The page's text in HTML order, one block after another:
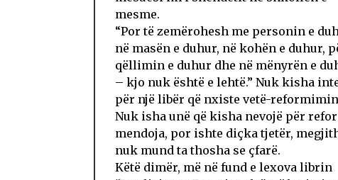
mesme.
“Por të zemërohesh me personin e
në masën e duhur, në kohën e duhur,
qëllimin e duhur dhe në mënyrën e
– kjo nuk është e lehtë.” Nuk kisha
për një libër që nxiste vetë-
Nuk isha unë që kisha nevojë për
mendoja, por ishte diçka tjetër,
nuk mund ta thosha se çfarë.
Këtë dimër, më në fund e lexova librin